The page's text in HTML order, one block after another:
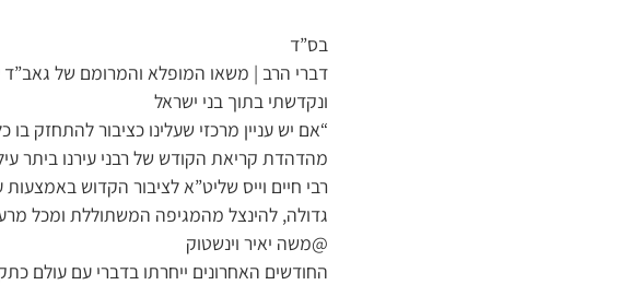
בס”ד
דברי הרב | משאו המופלא והמרומם של גאב”ד
ונקדשתי בתוך בני ישראל
“אם יש עניין מרכזי שעלינו כציבור להתחזק
מהדהדת קריאת הקודש של רבני עירנו ביתר
רבי חיים וייס שליט”א לציבור הקדוש
גדולה, להינצל מהמגיפה המשתוללת ומכל
@משה יאיר וינשטוק
החודשים האחרונים ייחרתו בדברי עם עולם